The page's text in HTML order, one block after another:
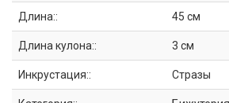
Длина:: 45 см
Длина кулона:: 3 см
Инкрустация:: Стразы